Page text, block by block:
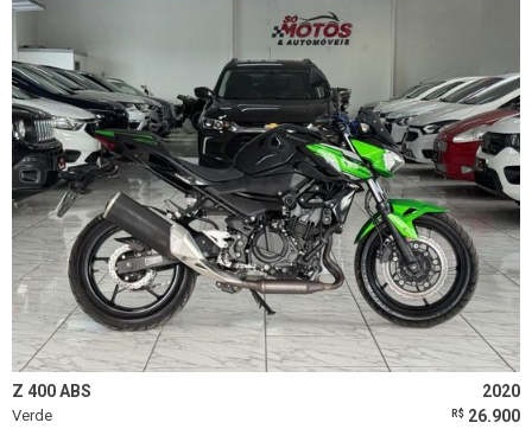
Limpar todos os filtros
Z 400 ABS 2020
Verde R$ 26.900